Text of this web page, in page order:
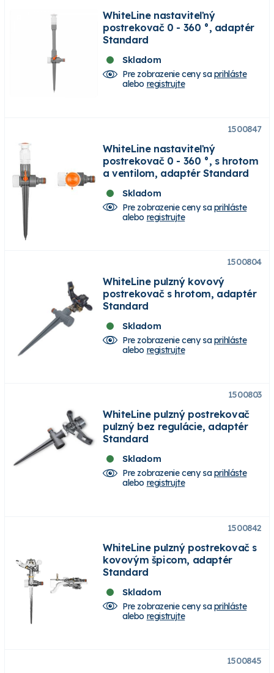
WhiteLine nastaviteľný
postrekovač 0 - 360 °, adaptér
Standard
Skladom
Pre zobrazenie ceny saprihláste
alebo registrujte
1500847
WhiteLine nastaviteľný
postrekovač 0 - 360 °, s hrotom
a ventilom, adaptér Standard
Skladom
Pre zobrazenie ceny saprihláste
alebo registrujte
1500804
WhiteLine pulzný kovový
postrekovač s hrotom, adaptér
Standard
Skladom
Pre zobrazenie ceny saprihláste
alebo registrujte
1500803
WhiteLine pulzný postrekovač
pulzný bez regulácie, adaptér
Standard
Skladom
Pre zobrazenie ceny saprihláste
alebo registrujte
1500842
WhiteLine pulzný postrekovač s
kovovým špicom, adaptér
Standard
Skladom
Pre zobrazenie ceny saprihláste
alebo registrujte
1500845